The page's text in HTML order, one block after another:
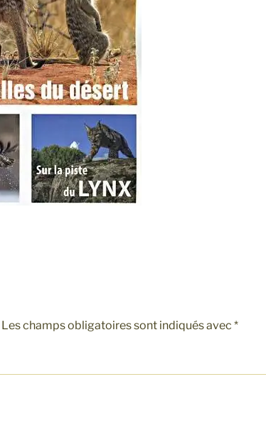
Les champs obligatoires sont indiqués avec*